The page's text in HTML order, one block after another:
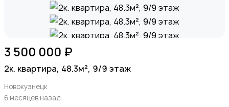
3 500 000 ₽
2к. квартира, 48.3м², 9/9 этаж
Новокузнецк
6 месяцев назад